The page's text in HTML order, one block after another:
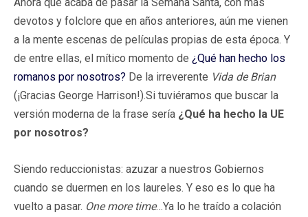
devotos y folclore que en años anteriores, aún me vienen
a la mente escenas de películas propias de esta época. Y
de entre ellas, el mítico momento de ¿Qué han hecho los
romanos por nosotros? De la irreverente Vida de Brian
(¡Gracias George Harrison!).Si tuviéramos que buscar la
versión moderna de la frase sería ¿Qué ha hecho la UE
por nosotros?
Siendo reduccionistas: azuzar a nuestros Gobiernos
cuando se duermen en los laureles. Y eso es lo que ha
vuelto a pasar. One more time…Ya lo he traído a colación